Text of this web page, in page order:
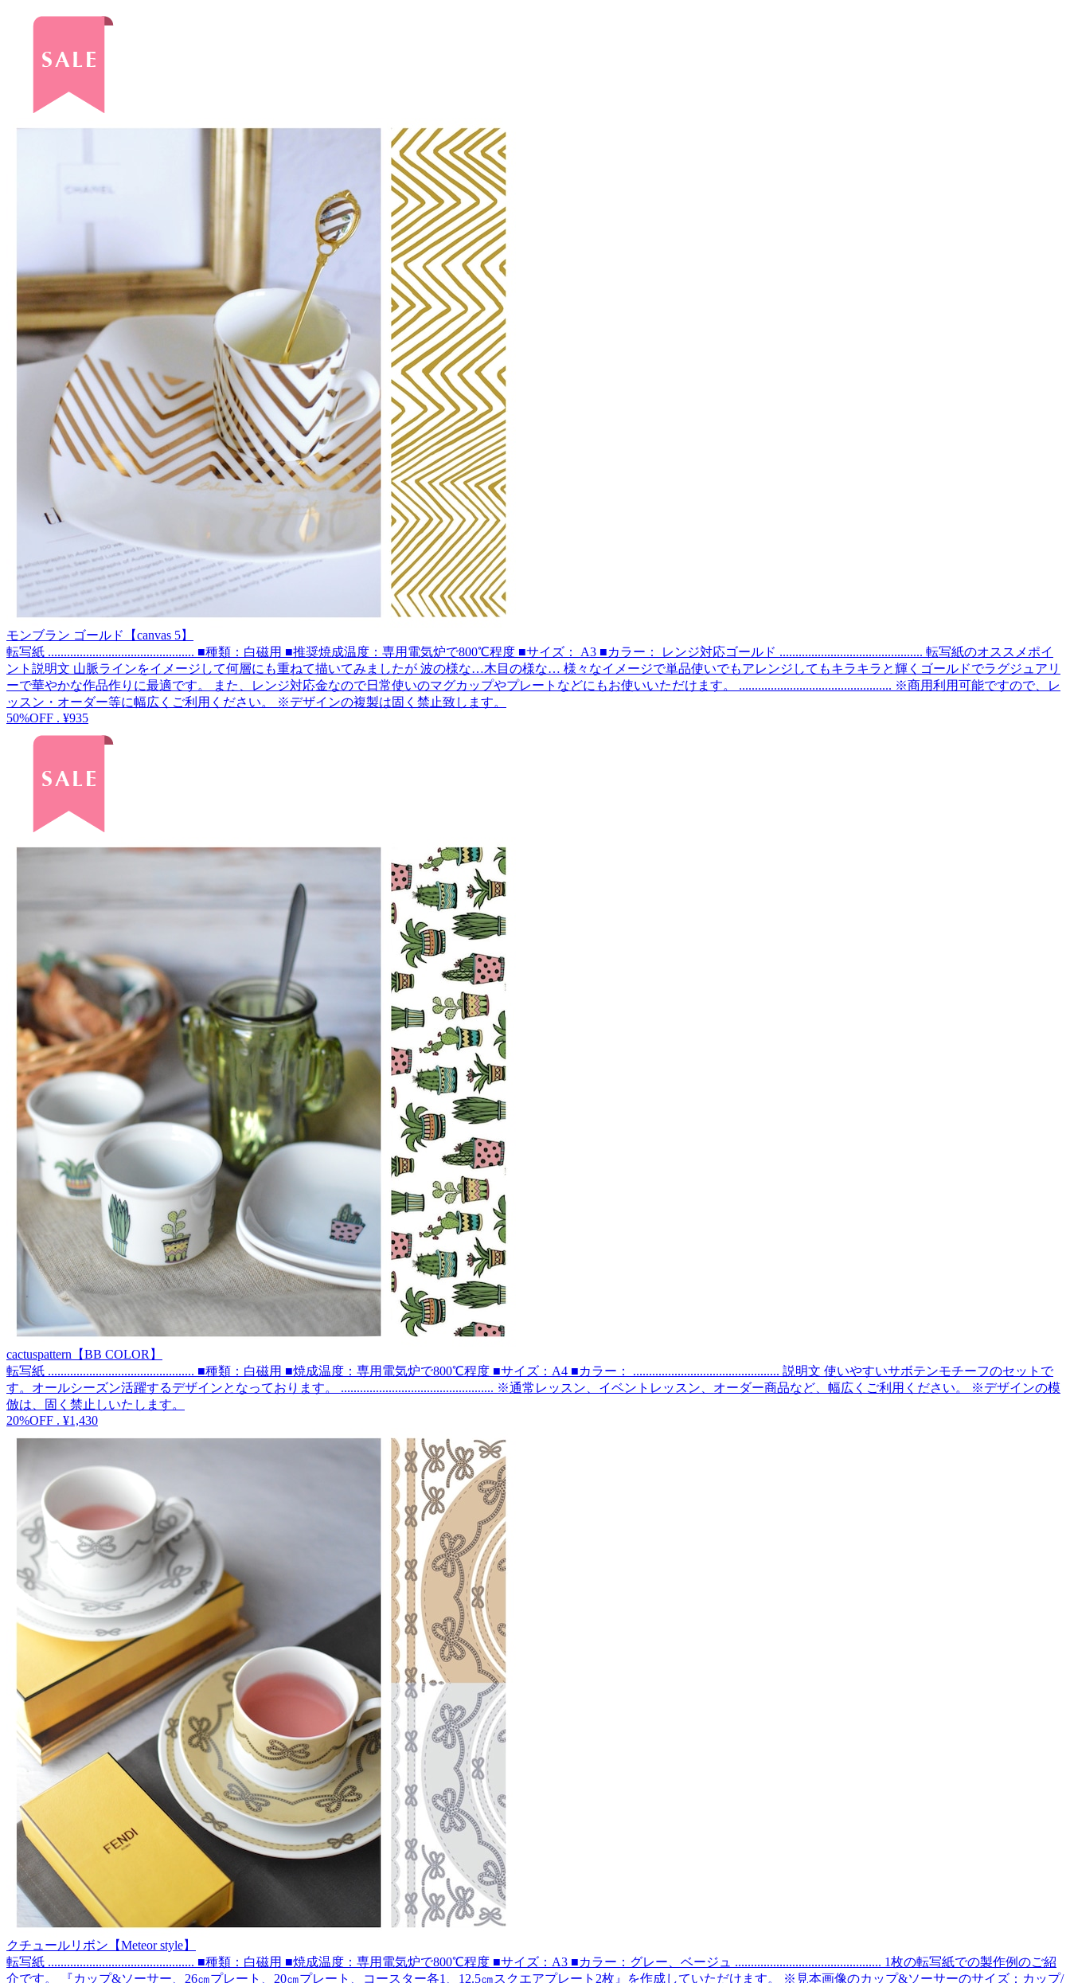
モンブラン ゴールド【canvas 5】
転写紙 .............................................. ■種類：白磁用 ■推奨焼成温度：専用電気炉で800℃程度 ■サイズ： A3 ■カラー： レンジ対応ゴールド ............................................. 転写紙のオススメポイ
ント説明文 山脈ラインをイメージして何層にも重ねて描いてみましたが 波の様な…木目の様な… 様々なイメージで単品使いでもアレンジしてもキラキラと輝くゴールドでラグジュアリ
ーで華やかな作品作りに最適です。 また、レンジ対応金なので日常使いのマグカップやプレートなどにもお使いいただけます。 ................................................ ※商用利用可能ですので、レ
ッスン・オーダー等に幅広くご利用ください。 ※デザインの複製は固く禁止致します。
50%OFF . ¥935
cactuspattern【BB COLOR】
転写紙 .............................................. ■種類：白磁用 ■焼成温度：専用電気炉で800℃程度 ■サイズ：A4 ■カラー： .............................................. 説明文 使いやすいサボテンモチーフのセットで
す。オールシーズン活躍するデザインとなっております。 ................................................ ※通常レッスン、イベントレッスン、オーダー商品など、幅広くご利用ください。 ※デザインの模
倣は、固く禁止しいたします。
20%OFF . ¥1,430
クチュールリボン【Meteor style】
転写紙 .............................................. ■種類：白磁用 ■焼成温度：専用電気炉で800℃程度 ■サイズ：A3 ■カラー：グレー、ベージュ .............................................. 1枚の転写紙での製作例のご紹
介です。 『カップ&ソーサー、26㎝プレート、20㎝プレート、コースター各1、12.5㎝スクエアプレート2枚』を作成していただけます。 ※見本画像のカップ&ソーサーのサイズ：カップ/